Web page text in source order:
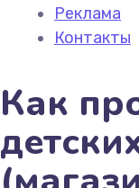
Реклама
Контакты
Как